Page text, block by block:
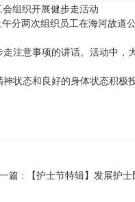
组织开展健步走活动
两次组织员工在海河故道
注意事项的讲话。活动中，
状态和良好的身体状态积极